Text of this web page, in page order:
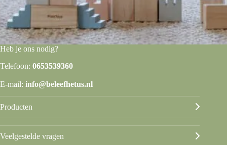
Heb je ons nodig?
Telefoon: 0653539360
E-mail: info@beleefhetus.nl
Producten
Veelgestelde vragen